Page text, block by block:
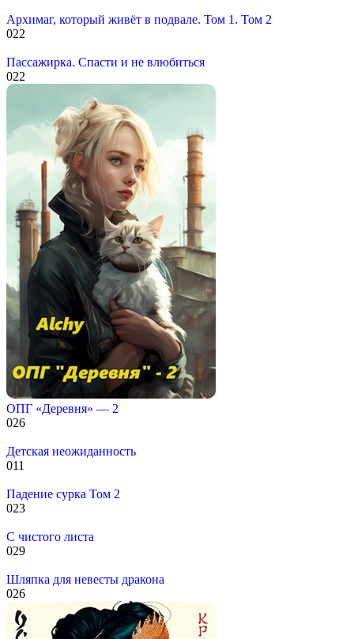
Архимаг, который живёт в подвале. Том 1. Том 2
022
Пассажирка. Спасти и не влюбиться
022
ОПГ «Деревня» — 2
026
Детская неожиданность
011
Падение сурка Том 2
023
С чистого листа
029
Шляпка для невесты дракона
026